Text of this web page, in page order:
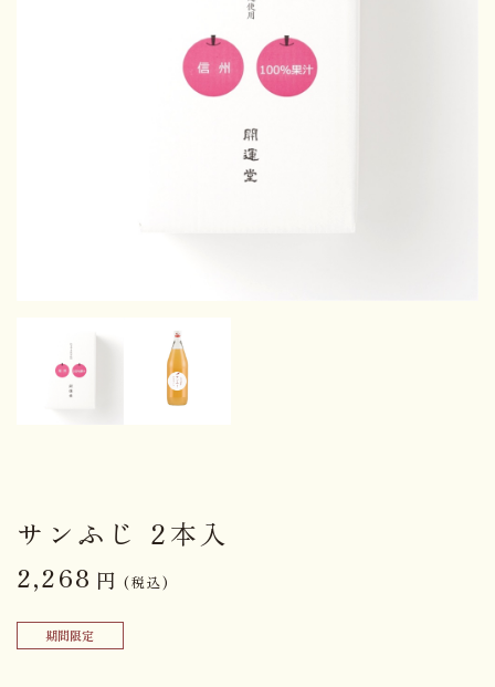
サンふじ 2本入
2,268 円 (税込)
期間限定